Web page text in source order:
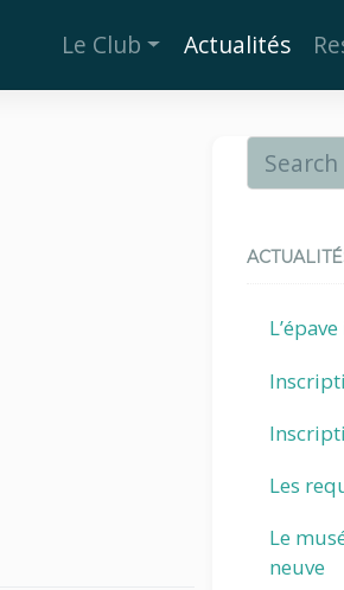
Le Club Actualités
Les
Le
neuve